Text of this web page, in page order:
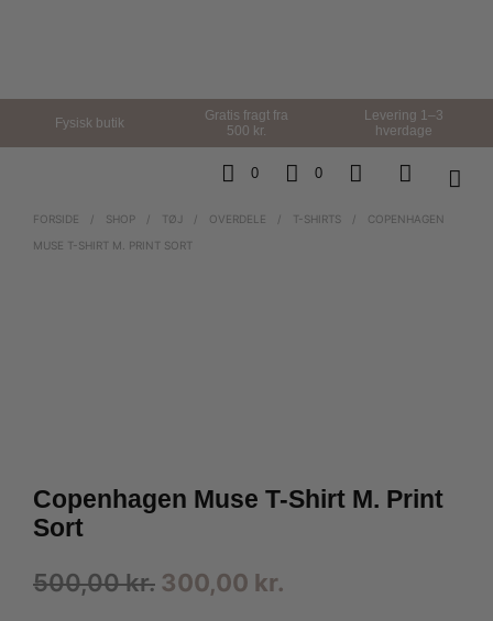
Fysisk butik
Gratis fragt fra
500 kr.
Levering 1–3
hverdage
0 0
FORSIDE / SHOP / TØJ / OVERDELE / T-SHIRTS /
COPENHAGEN
MUSE T-SHIRT M. PRINT SORT
Copenhagen Muse T-Shirt M. Print
Sort
500,00kr. Den
300,00 kr.